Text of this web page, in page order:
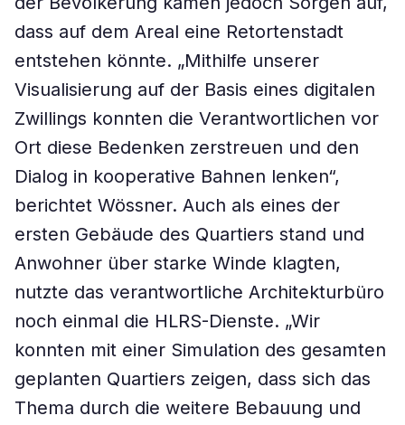
dass auf dem Areal eine Retortenstadt
entstehen könnte. „Mithilfe unserer
Visualisierung auf der Basis eines digitalen
Zwillings konnten die Verantwortlichen vor
Ort diese Bedenken zerstreuen und den
Dialog in kooperative Bahnen lenken“,
berichtet Wössner. Auch als eines der
ersten Gebäude des Quartiers stand und
Anwohner über starke Winde klagten,
nutzte das verantwortliche Architekturbüro
noch einmal die HLRS-Dienste. „Wir
konnten mit einer Simulation des gesamten
geplanten Quartiers zeigen, dass sich das
Thema durch die weitere Bebauung und